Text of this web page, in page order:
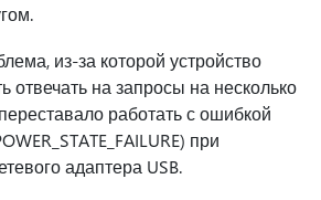
из-за которой устройство
отвечать на запросы на несколько
работать с ошибкой
при
адаптера USB.